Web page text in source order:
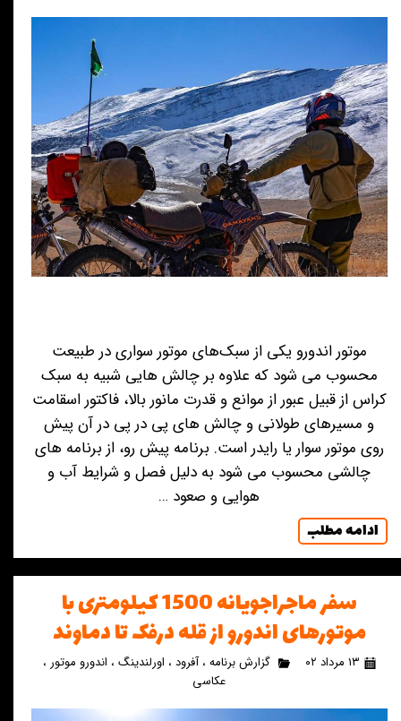
موتور اندورو یکی از سبک‌های موتور سواری در طبیعت
محسوب می شود که علاوه بر چالش هایی شبیه به سبک
کراس از قبیل عبور از موانع و قدرت مانور بالا، فاکتور اسقامت
و مسیرهای طولانی و چالش های پی در پی در آن پیش
روی موتور سوار یا رایدر است. برنامه پیش رو، از برنامه های
چالشی محسوب می شود به دلیل فصل و شرایط آب و
هوایی و صعود …
ادامه مطلب
سفر ماجراجویانه 1500 کیلومتری با
موتورهای اندورو از قله درفک تا دماوند
۱۳ مرداد ۰۲ گزارش برنامه،آفرود، اورلندینگ، اندورو موتور ،
عکاسی